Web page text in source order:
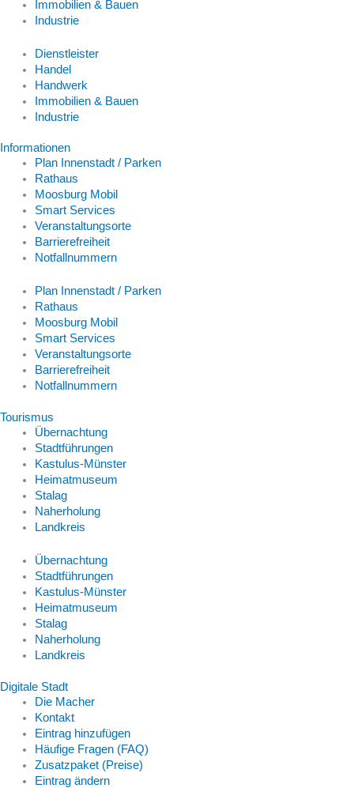
Immobilien & Bauen
Industrie
Dienstleister
Handel
Handwerk
Immobilien & Bauen
Industrie
Informationen
Plan Innenstadt / Parken
Rathaus
Moosburg Mobil
Smart Services
Veranstaltungsorte
Barrierefreiheit
Notfallnummern
Plan Innenstadt / Parken
Rathaus
Moosburg Mobil
Smart Services
Veranstaltungsorte
Barrierefreiheit
Notfallnummern
Tourismus
Übernachtung
Stadtführungen
Kastulus-Münster
Heimatmuseum
Stalag
Naherholung
Landkreis
Übernachtung
Stadtführungen
Kastulus-Münster
Heimatmuseum
Stalag
Naherholung
Landkreis
Digitale Stadt
Die Macher
Kontakt
Eintrag hinzufügen
Häufige Fragen (FAQ)
Zusatzpaket (Preise)
Eintrag ändern